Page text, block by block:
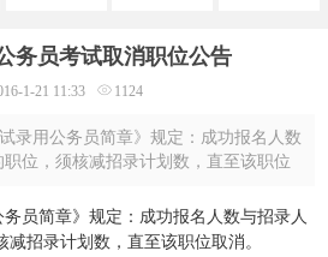
风采 名师团队
务员考试取消职位公告
1-21 11:33 1124
试录用公务员简章》规定：成功报名人数
位，须核减招录计划数，直至该职位
应地进行 ...
务员简章》规定：成功报名人数与招录人
招录计划数，直至该职位取消。